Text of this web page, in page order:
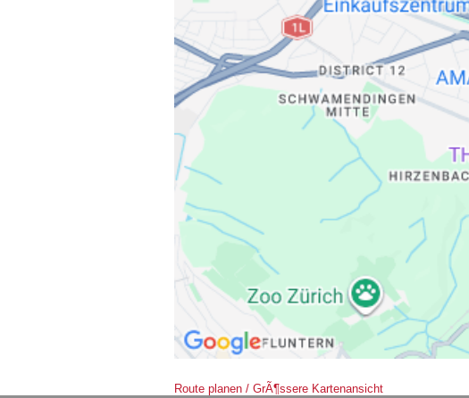
Route planen / GrÃ¶ssere Kartenansicht